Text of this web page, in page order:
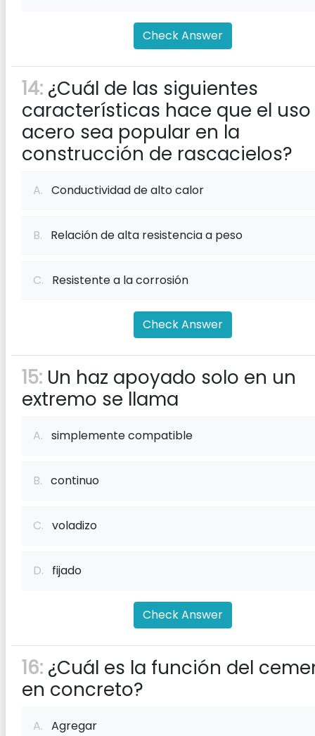
Check Answer
14: ¿Cuál de las siguientes
características hace que el uso
acero sea popular en la
construcción de rascacielos?
A. Conductividad de alto calor
B. Relación de alta resistencia a peso
C. Resistente a la corrosión
Check Answer
15: Un haz apoyado solo en un
extremo se llama
A. simplemente compatible
B. continuo
C. voladizo
D. fijado
Check Answer
16: ¿Cuál es la función del
en concreto?
A. Agregar